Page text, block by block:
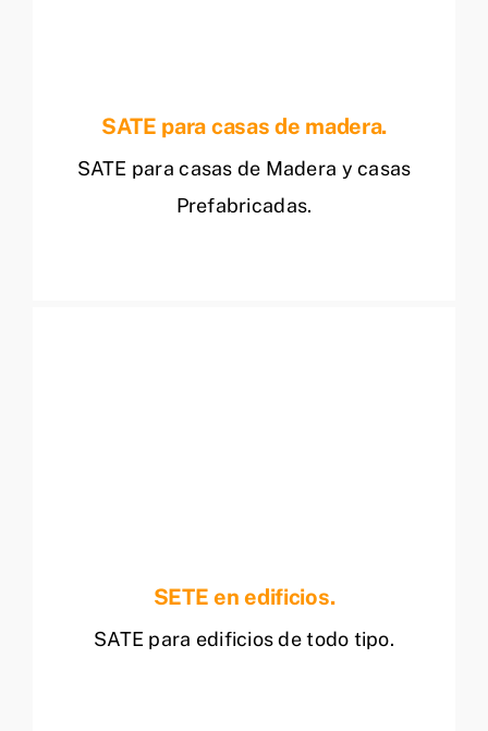
SATE para casas de madera.
SATE para casas de Madera y casas
Prefabricadas.
SETE en edificios.
SATE para edificios de todo tipo.